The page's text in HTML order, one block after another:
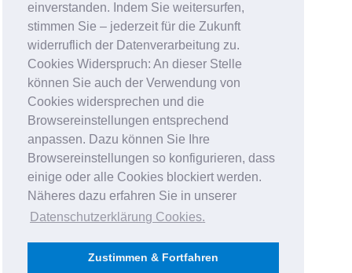
einverstanden. Indem Sie weitersurfen,
stimmen Sie – jederzeit für die Zukunft
widerruflich der Datenverarbeitung zu.
Cookies Widerspruch: An dieser Stelle
können Sie auch der Verwendung von
Cookies widersprechen und die
Browsereinstellungen entsprechend
anpassen. Dazu können Sie Ihre
Browsereinstellungen so konfigurieren, dass
einige oder alle Cookies blockiert werden.
Näheres dazu erfahren Sie in unserer
Datenschutzerklärung Cookies.
Zustimmen & Fortfahren